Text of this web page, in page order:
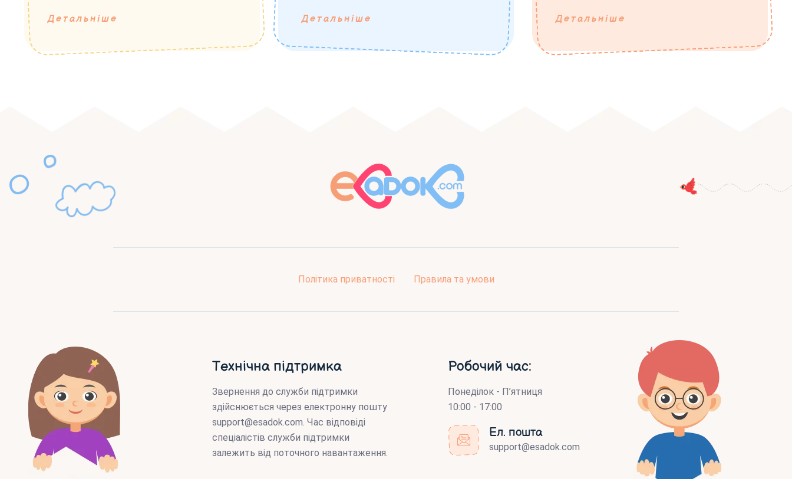
Детальніше Детальніше Детальніше
Політика приватності Правила та умови
Технічна підтримка
Звернення до служби підтримки
здійснюється через електронну пошту
support@esadok.com. Час відповіді
спеціалістів служби підтримки
залежить від поточного навантаження.
Робочий час:
Понеділок - П’ятниця
10:00 - 17:00
Ел. пошта
support@esadok.com